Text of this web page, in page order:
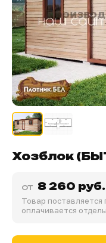
Хозблок
от 8 260 руб.
Товар поставляется
оплачивается